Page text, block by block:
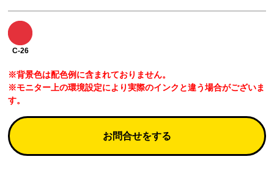
C-26
※背景色は配色例に含まれておりません。
※モニター上の環境設定により実際のインクと違う場合がございま
す。
お問合せをする